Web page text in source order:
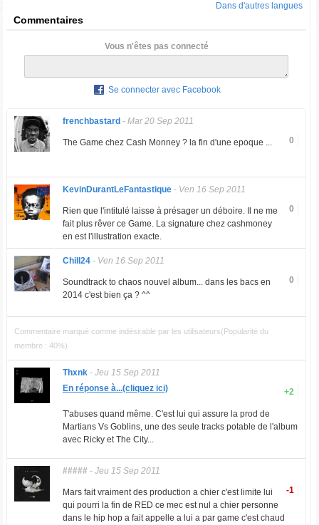
Dans d'autres langues
Commentaires
Vous n'êtes pas connecté
Se connecter avec Facebook
frenchbastard - Mar 20 Sep 2011
0
The Game chez Cash Monney ? la fin d'une epoque ...
KevinDurantLeFantastique- Ven 16 Sep 2011
0
Rien que l'intitulé laisse à présager un déboire. Il ne me
fait plus rêver ce Game. La signature chez cashmoney
en est l'illustration exacte.
Chill24- Ven 16 Sep 2011
0
Soundtrack to chaos nouvel album... dans les bacs en
2014 c'est bien ça ? ^^
Commentaire marqué comme indésirable par les utilisateurs(Popularité du
membre : 40%)
Thxnk- Jeu 15 Sep 2011
+2
En réponse à...(cliquez ici)
T'abuses quand même. C'est lui qui assure la prod de
Martians Vs Goblins, une des seule tracks potable de l'album
avec Ricky et The City...
#####- Jeu 15 Sep 2011
-1
Mars fait vraiment des production a chier c'est limite lui
qui pourri la fin de RED ce mec est nul a chier personne
dans le hip hop a fait appelle a lui a par game c'est chaud